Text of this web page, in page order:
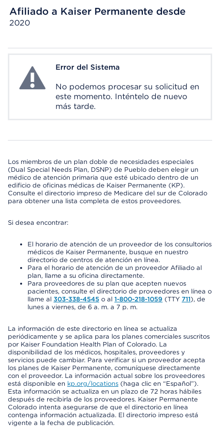
Afiliado a Kaiser Permanente desde
2020
System ErrorError del Sistema
No podemos procesar su solicitud en
este momento. Inténtelo de nuevo
más tarde.
Los miembros de un plan doble de necesidades especiales
(Dual Special Needs Plan, DSNP) de Pueblo deben elegir un
médico de atención primaria que esté ubicado dentro de un
edificio de oficinas médicas de Kaiser Permanente (KP).
Consulte el directorio impreso de Medicare del sur de Colorado
para obtener una lista completa de estos proveedores.
Si desea encontrar:
El horario de atención de un proveedor de los consultorios
médicos de Kaiser Permanente, busque en nuestro
directorio de centros de atención en línea.
Para el horario de atención de un proveedor Afiliado al
plan, llame a su oficina directamente.
Para proveedores de su plan que acepten nuevos
pacientes, consulte el directorio de proveedores en línea o
llame al 303-338-4545 o al 1-800-218-1059 (TTY 711), de
lunes a viernes, de 6 a. m. a 7 p. m.
La información de este directorio en línea se actualiza
periódicamente y se aplica para los planes comerciales suscritos
por Kaiser Foundation Health Plan of Colorado. La
disponibilidad de los médicos, hospitales, proveedores y
servicios puede cambiar. Para verificar si un proveedor acepta
los planes de Kaiser Permanente, comuníquese directamente
con el proveedor. La información actual sobre los proveedores
está disponible en kp.org/locations (haga clic en “Español”).
Esta información se actualiza en un plazo de 72 horas hábiles
después de recibirla de los proveedores. Kaiser Permanente
Colorado intenta asegurarse de que el directorio en línea
contenga información actualizada. El directorio impreso está
vigente a la fecha de publicación.